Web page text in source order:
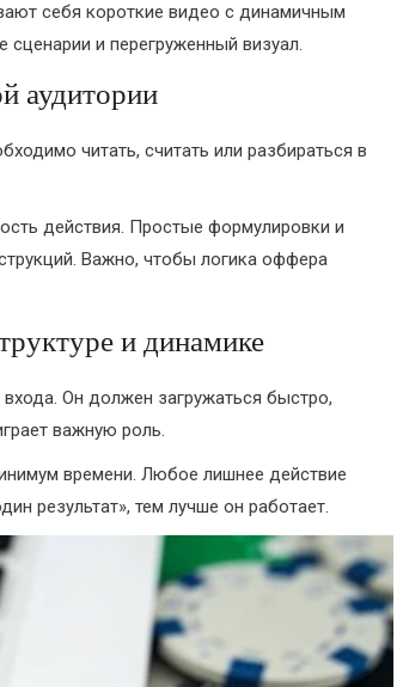
себя короткие видео с динамичным
и перегруженный визуал.
аудитории
читать, считать или разбираться в
действия. Простые формулировки и
Важно, чтобы логика оффера
и динамике
Он должен загружаться быстро,
важную роль.
времени. Любое лишнее действие
результат», тем лучше он работает.